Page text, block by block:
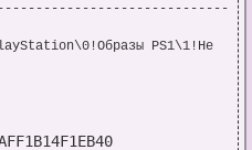
PS1\1!Не
track 01
2 Form 1